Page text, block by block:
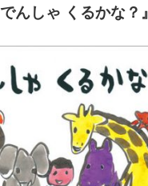
でんしゃ くるかな？